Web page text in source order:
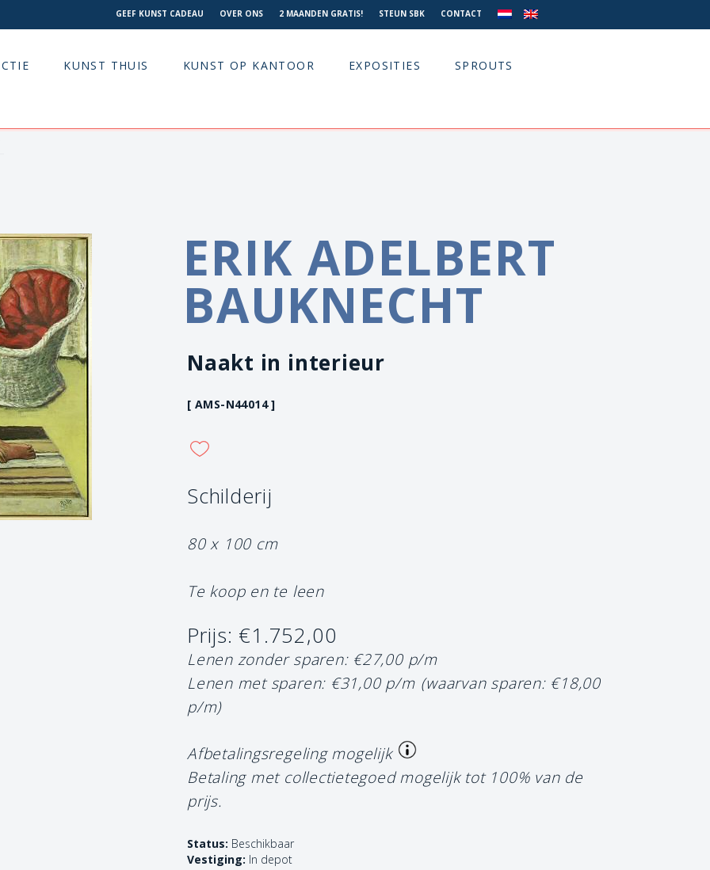
GEEF KUNST CADEAU OVER ONS 2 MAANDEN GRATIS! STEUN SBK CONTACT
KUNST THUIS KUNST OP KANTOOR EXPOSITIES SPROUTS
ERIK ADELBERT
BAUKNECHT
Naakt in interieur
[ AMS-N44014 ]
Schilderij
80 x 100 cm
Te koop en te leen
Prijs: €1.752,00
Lenen zonder sparen: €27,00 p/m
Lenen met sparen: €31,00 p/m (waarvan sparen: €18,00
p/m)
Afbetalingsregeling mogelijk
Betaling met collectietegoed mogelijk tot 100% van de
prijs.
Status: Beschikbaar
Vestiging: In depot